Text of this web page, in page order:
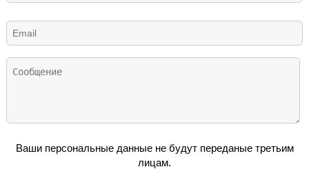
Ваши персональные данные не будут переданые третьим
лицам.